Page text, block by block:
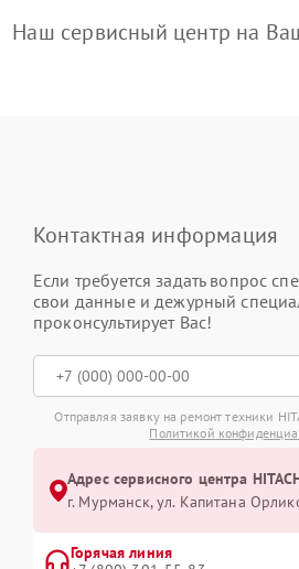
Наш сервисный центр на
Контактная информация
Если требуется задать вопрос
свои данные и дежурный
проконсультирует Вас!
Отправляя заявку на ремонт техники
Политикой
Адрес сервисного центра
г. Мурманск, ул. Капитана
Горячая линия